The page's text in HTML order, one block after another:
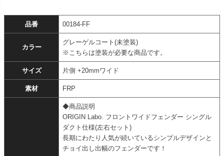
品番 00184-FF
カラー
グレーゲルコート(未塗装)
※こちらは塗装が必要な商品です。
サイズ 片側 +20mmワイド
素材 FRP
◆商品説明
ORIGIN Labo. フロントワイドフェンダー シングル
ダクト仕様(左右セット)
長期にわたり人気が続いているシンプルデザインと
チョイ出し出幅のフェンダーです！